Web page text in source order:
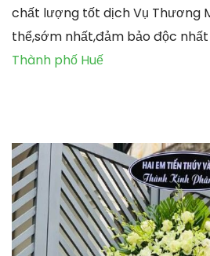
chất lượng tốt dịch Vụ Thương
thể,sớm nhất,đảm bảo độc nhất
Thành phố Huế